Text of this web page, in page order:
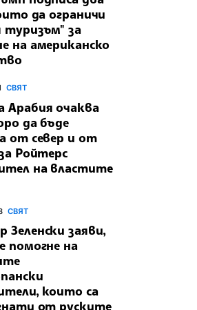
да ограничи
туризъм" за
на американско
СВЯТ
Арабия очаква
да бъде
от север и от
Ройтерс
на властите
СВЯТ
Зеленски заяви,
помогне на
които са
от руските